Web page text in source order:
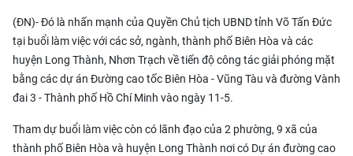
(ĐN)- Đó là nhấn mạnh của Quyền Chủ tịch UBND tỉnh Võ Tấn Đức
tại buổi làm việc với các sở, ngành, thành phố Biên Hòa và các
huyện Long Thành, Nhơn Trạch về tiến độ công tác giải phóng mặt
bằng các dự án Đường cao tốc Biên Hòa - Vũng Tàu và đường Vành
đai 3 - Thành phố Hồ Chí Minh vào ngày 11-5.
Tham dự buổi làm việc còn có lãnh đạo của 2 phường, 9 xã của
thành phố Biên Hòa và huyện Long Thành nơi có Dự án đường cao